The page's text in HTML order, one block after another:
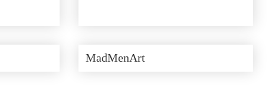
MadMenArt